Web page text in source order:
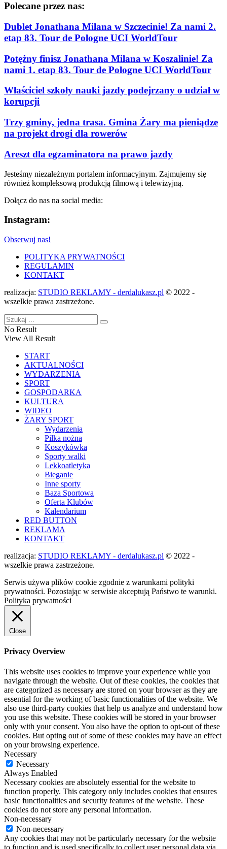
Polecane przez nas:
Dublet Jonathana Milana w Szczecinie! Za nami 2.
etap 83. Tour de Pologne UCI WorldTour
Potężny finisz Jonathana Milana w Koszalinie! Za
nami 1. etap 83. Tour de Pologne UCI WorldTour
Właściciel szkoły nauki jazdy podejrzany o udział w
korupcji
Trzy gminy, jedna trasa. Gmina Żary ma pieniądze
na projekt drogi dla rowerów
Areszt dla egzaminatora na prawo jazdy
Jesteśmy niezależnym portalem informacyjnym. Zajmujemy się
również kompleksową produkcją filmową i telewizyjną.
Dołącz do nas na social media:
Instagram:
Obserwuj nas!
POLITYKA PRYWATNOŚCI
REGULAMIN
KONTAKT
realizacja: STUDIO REKLAMY - derdalukasz.pl © 2022 -
wszelkie prawa zastrzeżone.
No Result
View All Result
START
AKTUALNOŚCI
WYDARZENIA
SPORT
GOSPODARKA
KULTURA
WIDEO
ŻARY SPORT
Wydarzenia
Piłka nożna
Koszykówka
Sporty walki
Lekkoatletyka
Bieganie
Inne sporty
Baza Sportowa
Oferta Klubów
Kalendarium
RED BUTTON
REKLAMA
KONTAKT
realizacja: STUDIO REKLAMY - derdalukasz.pl © 2022 -
wszelkie prawa zastrzeżone.
Serwis używa plików cookie zgodnie z warunkami polityki
prywatności. Pozostając w serwisie akceptują Państwo te warunki.
Polityka prywatności
Close
Privacy Overview
This website uses cookies to improve your experience while you
navigate through the website. Out of these cookies, the cookies that
are categorized as necessary are stored on your browser as they are
essential for the working of basic functionalities of the website. We
also use third-party cookies that help us analyze and understand how
you use this website. These cookies will be stored in your browser
only with your consent. You also have the option to opt-out of these
cookies. But opting out of some of these cookies may have an effect
on your browsing experience.
Necessary
Necessary
Always Enabled
Necessary cookies are absolutely essential for the website to
function properly. This category only includes cookies that ensures
basic functionalities and security features of the website. These
cookies do not store any personal information.
Non-necessary
Non-necessary
Any cookies that may not be particularly necessary for the website
to function and is used specifically to collect user personal data via